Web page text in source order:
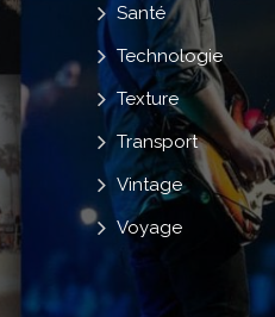
Santé
Technologie
Texture
Transport
Vintage
Voyage